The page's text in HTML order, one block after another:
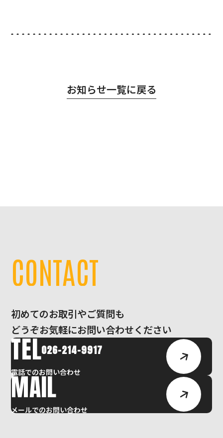
お知らせ一覧に戻る
CONTACT
初めてのお取引やご質問も
どうぞお気軽にお問い合わせください
TEL026-214-9917
電話でのお問い合わせ
MAIL
メールでのお問い合わせ